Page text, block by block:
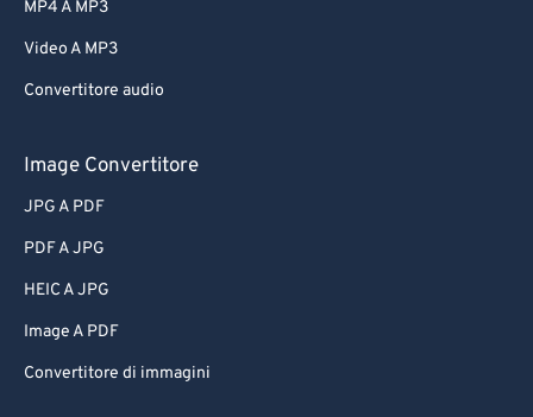
MP4 A MP3
Video A MP3
Convertitore audio
Image Convertitore
JPG A PDF
PDF A JPG
HEIC A JPG
Image A PDF
Convertitore di immagini